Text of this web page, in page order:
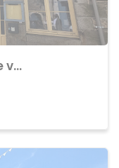
Achat Appartement centre ville